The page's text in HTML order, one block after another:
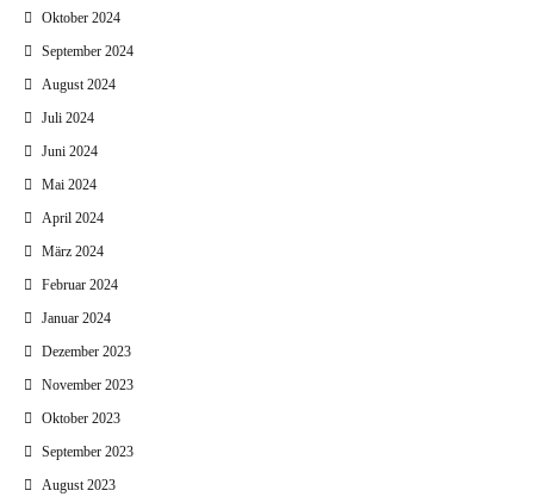
Oktober 2024
September 2024
August 2024
Juli 2024
Juni 2024
Mai 2024
April 2024
März 2024
Februar 2024
Januar 2024
Dezember 2023
November 2023
Oktober 2023
September 2023
August 2023